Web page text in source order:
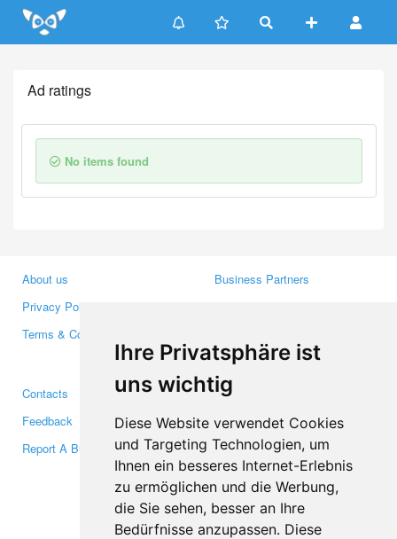
Ihre Privatsphäre ist
uns wichtig
Diese Website verwendet Cookies
und Targeting Technologien, um
Ihnen ein besseres Internet-Erlebnis
zu ermöglichen und die Werbung,
die Sie sehen, besser an Ihre
Bedürfnisse anzupassen. Diese
Update cookies preferences
Ad ratings
No items found
About us
Privacy Policy
Terms & Conditions
Business Partners
Media
Contacts
Feedback
Report A Bug
Facebook
Twitter
YouTube
Google+
Makis© Copyright 2026